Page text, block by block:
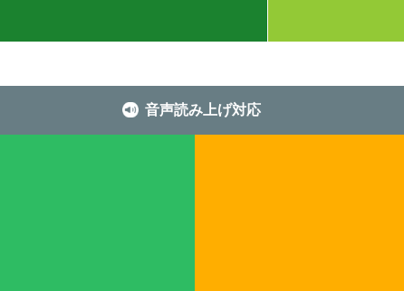
音声読み上げ対応